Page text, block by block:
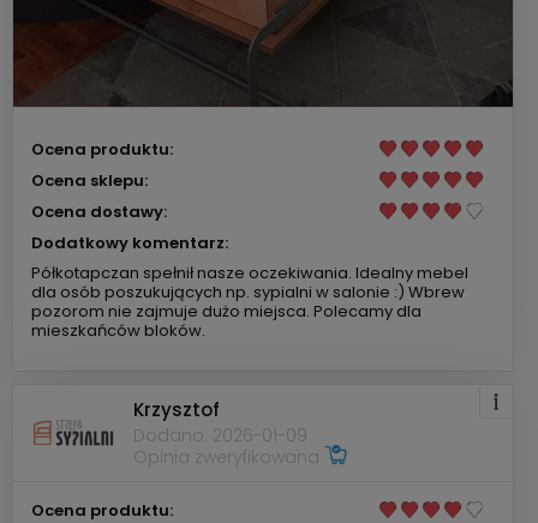
Ocena produktu:
Ocena sklepu:
Ocena dostawy:
Dodatkowy komentarz:
Półkotapczan spełnił nasze oczekiwania. Idealny mebel
dla osób poszukujących np. sypialni w salonie :) Wbrew
pozorom nie zajmuje dużo miejsca. Polecamy dla
mieszkańców bloków.
Krzysztof
Dodano: 2026-01-09
Opinia zweryfikowana
Ocena produktu: